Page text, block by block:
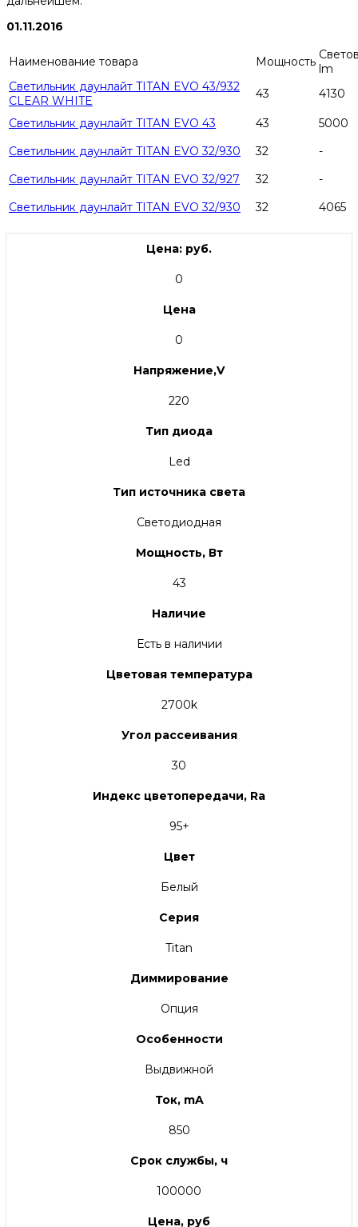
01.11.2016
Наименование товара Мощность lm
Светильник даунлайт TITAN EVO 43/932
CLEAR WHITE
43 4130
Светильник даунлайт TITAN EVO 43 43
5000
Светильник даунлайт TITAN EVO 32/930
32
-
Светильник даунлайт TITAN EVO 32/927
32
-
Светильник даунлайт TITAN EVO 32/930
32 4065
Цена: руб.
0
Цена
0
Напряжение,V
220
Тип диода
Led
Тип источника света
Светодиодная
Мощность, Вт
43
Наличие
Есть в наличии
Цветовая температура
2700k
Угол рассеивания
30
Индекс цветопередачи, Ra
95+
Цвет
Белый
Серия
Titan
Диммирование
Опция
Особенности
Выдвижной
Ток, mA
850
Срок службы, ч
100000
Цена, руб